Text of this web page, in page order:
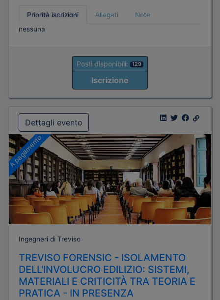
Priorità iscrizioni Allegati
Note
nessuna
Posti disponibili: 129
Iscrizione
Dettagli evento
A pagamento
Ingegneri di Treviso
TREVISO FORENSIC - ISOLAMENTO
DELL'INVOLUCRO EDILIZIO: SISTEMI,
MATERIALI E CRITICITÀ TRA TEORIA E
PRATICA - IN PRESENZA